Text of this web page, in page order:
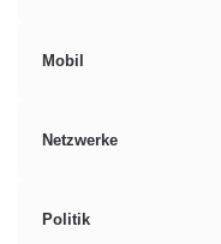
Mobil
Netzwerke
Politik